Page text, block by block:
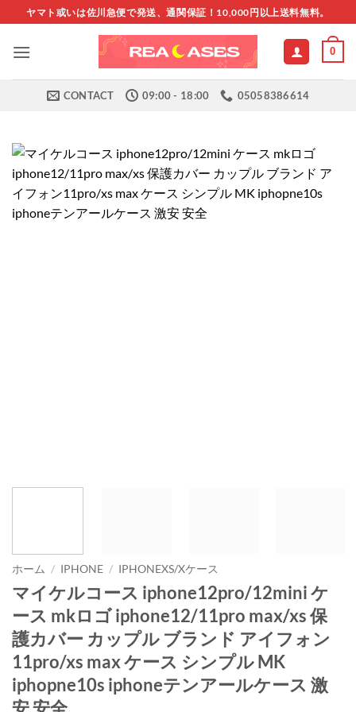
to
content
ヤマト或いは佐川急便で発送、通関保証！10,000円以上送料無料。
0
CONTACT 09:00 - 18:00 05058386614
ホーム / IPHONE / IPHONEXS/Xケース
マイケルコース iphone12pro/12mini ケ
ース mkロゴ iphone12/11pro max/xs 保
護カバー カップル ブランド アイフォン
11pro/xs max ケース シンプル MK
iphopne10s iphoneテンアールケース 激
安 安全